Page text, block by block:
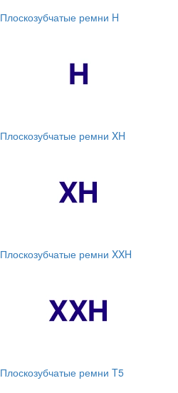
Плоскозубчатые ремни H
Плоскозубчатые ремни XH
Плоскозубчатые ремни XXH
Плоскозубчатые ремни T5